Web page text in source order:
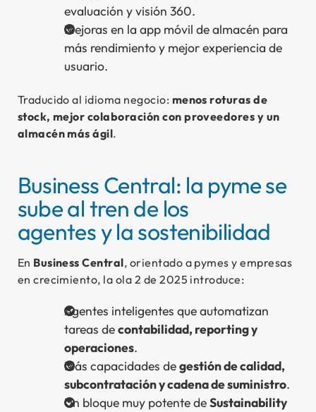
evaluación y visión 360.
Mejoras en la app móvil de almacén para
más rendimiento y mejor experiencia de
usuario.
Traducido al idioma negocio: menos roturas de
stock, mejor colaboración con proveedores y un
almacén más ágil.
Business Central: la pyme se
sube al tren de los
agentes y la sostenibilidad
En Business Central, orientado a pymes y empresas
en crecimiento, la ola 2 de 2025 introduce:
Agentes inteligentes que automatizan
tareas decontabilidad, reporting y
operaciones.
Más capacidades degestión de calidad,
subcontratación y cadena de suministro.
Un bloque muy potente deSustainability